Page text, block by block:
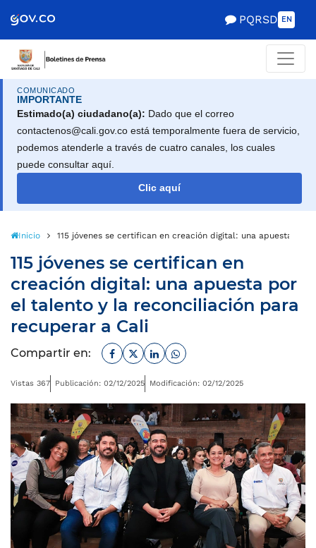
PQRSD EN
COMUNICADO
IMPORTANTE
Estimado(a) ciudadano(a): Dado que el correo
contactenos@cali.gov.co está temporalmente fuera de servicio,
podemos atenderle a través de cuatro canales, los cuales
puede consultar aquí.
Clic aquí
Inicio 115 jóvenes se certifican en creación digital: una apuesta
115 jóvenes se certifican en
creación digital: una apuesta por
el talento y la reconciliación para
recuperar a Cali
Compartir en: Facebook
TwitterLinkedinWhatsapp
Vistas 367 Publicación: 02/12/2025 Modificación: 02/12/2025